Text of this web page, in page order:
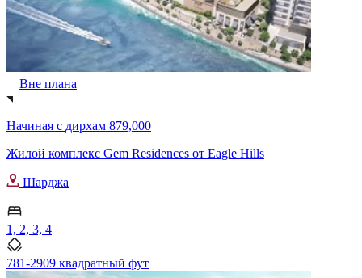
Вне плана
Начиная с дирхам 879,000
Жилой комплекс Gem Residences от Eagle Hills
Шарджа
1, 2, 3, 4
781-2909 квадратный фут